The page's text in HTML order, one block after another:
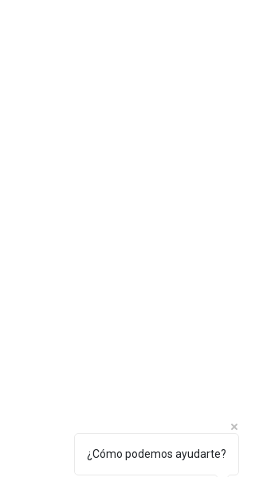
¿Cómo podemos ayudarte?